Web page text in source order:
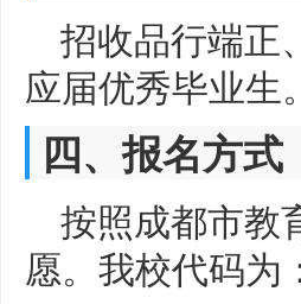
招收品行端正
应届优秀毕业生。
四、报名方式
按照成都市教
愿。我校代码为